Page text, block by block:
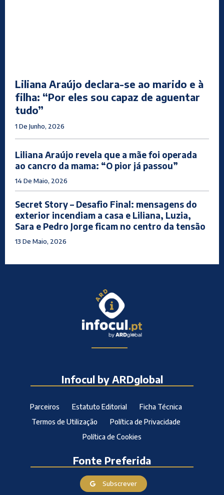
Liliana Araújo declara-se ao marido e à
filha: “Por eles sou capaz de aguentar
tudo”
1 De Junho, 2026
Liliana Araújo revela que a mãe foi operada
ao cancro da mama: “O pior já passou”
14 De Maio, 2026
Secret Story – Desafio Final: mensagens do
exterior incendiam a casa e Liliana, Luzia,
Sara e Pedro Jorge ficam no centro da tensão
13 De Maio, 2026
Infocul by ARDglobal
Parceiros Estatuto Editorial
Ficha Técnica
Termos de Utilização
Política de Privacidade
Política de Cookies
Fonte Preferida
Subscrever